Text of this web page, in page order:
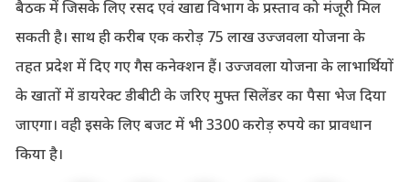
बैठक में जिसके लिए रसद एवं खाद्य विभाग के प्रस्ताव को मंजूरी मिल
सकती है। साथ ही करीब एक करोड़ 75 लाख उज्जवला योजना के
तहत प्रदेश में दिए गए गैस कनेक्शन हैं। उज्जवला योजना के लाभार्थियों
के खातों में डायरेक्ट डीबीटी के जरिए मुफ्त सिलेंडर का पैसा भेज दिया
जाएगा। वही इसके लिए बजट में भी 3300 करोड़ रुपये का प्रावधान
किया है।